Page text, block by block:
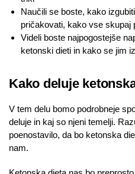
Naučili se boste, kako
pričakovati, kako vse skupaj
Videli boste najpogostejše
ketonski dieti in kako se jim
Kako deluje
V tem delu bomo podrobneje
deluje in kaj so njeni temelji.
poenostavilo, da bo ketonska
nam.